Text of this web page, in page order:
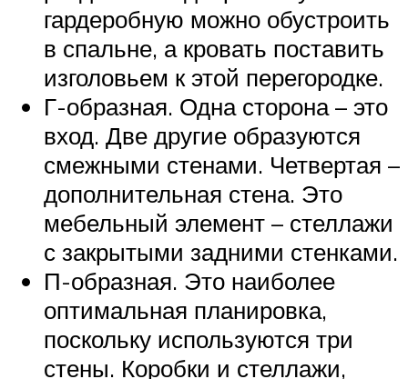
гардеробную можно обустроить
в спальне, а кровать поставить
изголовьем к этой перегородке.
Г-образная. Одна сторона – это
вход. Две другие образуются
смежными стенами. Четвертая –
дополнительная стена. Это
мебельный элемент – стеллажи
с закрытыми задними стенками.
П-образная. Это наиболее
оптимальная планировка,
поскольку используются три
стены. Коробки и стеллажи,